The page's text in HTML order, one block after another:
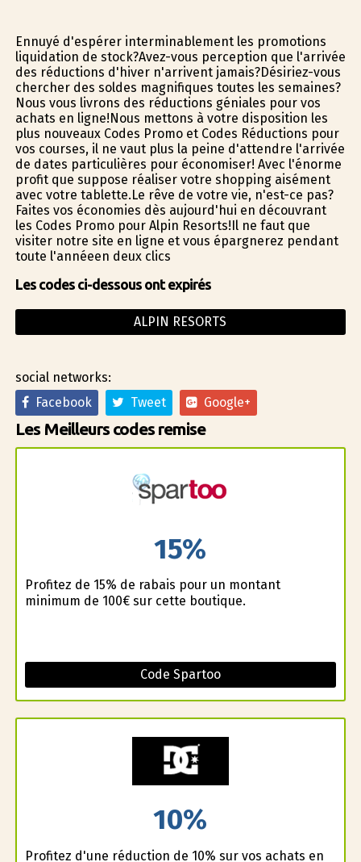
Ennuyé d'espérer interminablement les promotions
liquidation de stock?Avez-vous perception que l'arrivée
des réductions d'hiver n'arrivent jamais?Désiriez-vous
chercher des soldes magnifiques toutes les semaines?
Nous vous livrons des réductions géniales pour vos
achats en ligne!Nous mettons à votre disposition les
plus nouveaux Codes Promo et Codes Réductions pour
vos courses, il ne vaut plus la peine d'attendre l'arrivée
de dates particulières pour économiser! Avec l'énorme
profit que suppose réaliser votre shopping aisément
avec votre tablette.Le rêve de votre vie, n'est-ce pas?
Faites vos économies dès aujourd'hui en découvrant
les Codes Promo pour Alpin Resorts!Il ne faut que
visiter notre site en ligne et vous épargnerez pendant
toute l'annéeen deux clics
Les codes ci-dessous ont expirés
ALPIN RESORTS
social networks:
Facebook
Tweet Google+
Les Meilleurs codes remise
15%
Profitez de 15% de rabais pour un montant
minimum de 100€ sur cette boutique.
Code Spartoo
10%
Profitez d'une réduction de 10% sur vos achats en